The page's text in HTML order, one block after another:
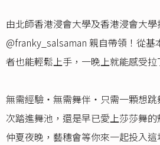
由北師香港浸會大學及香港浸會大
@franky_salsaman 親自帶領！從
者也能輕鬆上手，一晚上就能感受拉
無需經驗・無需舞伴・只需一顆想
次踏進舞池，還是早已愛上莎莎舞的
仲夏夜晚，藝穗會等你來一起投入